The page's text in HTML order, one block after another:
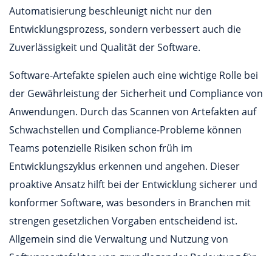
Automatisierung beschleunigt nicht nur den
Entwicklungsprozess, sondern verbessert auch die
Zuverlässigkeit und Qualität der Software.
Software-Artefakte spielen auch eine wichtige Rolle bei
der Gewährleistung der Sicherheit und Compliance von
Anwendungen. Durch das Scannen von Artefakten auf
Schwachstellen und Compliance-Probleme können
Teams potenzielle Risiken schon früh im
Entwicklungszyklus erkennen und angehen. Dieser
proaktive Ansatz hilft bei der Entwicklung sicherer und
konformer Software, was besonders in Branchen mit
strengen gesetzlichen Vorgaben entscheidend ist.
Allgemein sind die Verwaltung und Nutzung von